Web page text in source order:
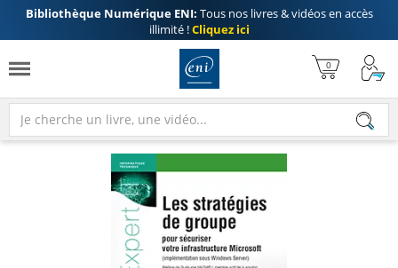
Bibliothèque Numérique ENI: Tous nos livres & vidéos en accès
illimité !Cliquez ici